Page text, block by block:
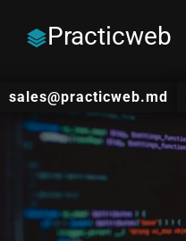
Practicweb
sales@practicweb.md